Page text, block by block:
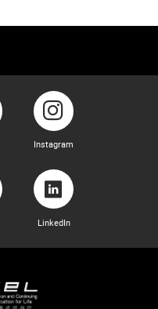
Instagram
LinkedIn